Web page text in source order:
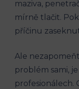
maziva,
mírně tlačit.
příčinu
Ale
problém sami,
profesionálech.